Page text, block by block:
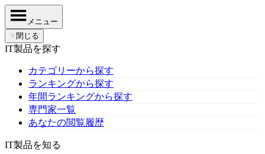
メニュー
✕ 閉じる
IT製品を探す
カテゴリーから探す
ランキングから探す
年間ランキングから探す
専門家一覧
あなたの閲覧履歴
IT製品を知る